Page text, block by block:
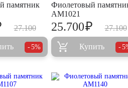
памятник
27.100
5%
Фиолетовый
AM1021
27.100
25.700₽
Купить